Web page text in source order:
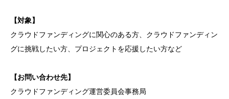
【対象】
クラウドファンディングに関心のある方、クラウドファンディン
グに挑戦したい方、プロジェクトを応援したい方など
【お問い合わせ先】
クラウドファンディング運営委員会事務局